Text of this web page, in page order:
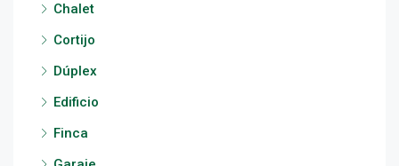
Chalet
Cortijo
Dúplex
Edificio
Finca